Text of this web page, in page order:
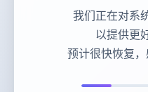
我们正在对系
以提供更
预计很快恢复，